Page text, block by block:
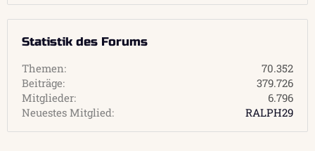
Statistik des Forums
Themen
70.352
Beiträge
379.726
Mitglieder
6.796
Neuestes Mitglied
RALPH29